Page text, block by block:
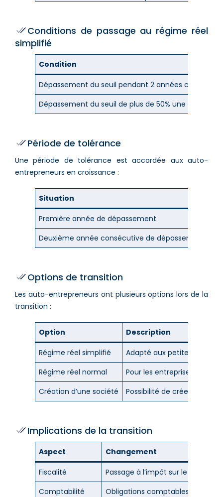
Conditions de passage au régime réel
simplifié
Condition
Dépassement du seuil pendant 2 années
Dépassement du seuil de plus de 50% une année
Période de tolérance
Une période de tolérance est accordée aux auto-
entrepreneurs en croissance :
Situation
Première année de dépassement
Deuxième année consécutive de dépassement
Options de transition
Les auto-entrepreneurs ont plusieurs options lors de la
transition :
Option Description
Régime réel simplifié
Adapté aux petites
Régime réel normal
Pour les entreprises plus
Création d’une société
Possibilité de créer une
Implications de la transition
Aspect Changement
Fiscalité
Passage à l’impôt sur le revenu
Comptabilité
Obligations comptables plus